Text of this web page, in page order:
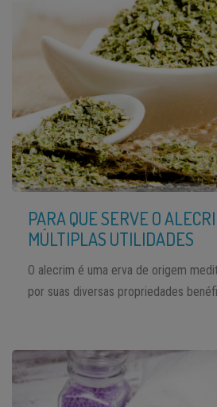
PARA QUE SERVE O
MÚLTIPLAS UTILIDADES
O alecrim é uma erva de origem
por suas diversas propriedades